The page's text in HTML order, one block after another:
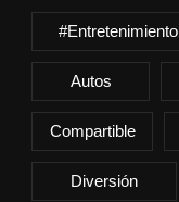
#entretenimiento
Autos
Compartible
Diversión